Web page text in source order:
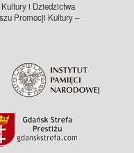
i Dziedzictwa
Promocji Kultury –